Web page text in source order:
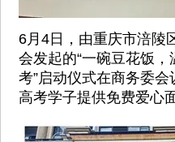
6月4日，由重庆市涪陵
会发起的“一碗豆花饭
考”启动仪式在商务委
高考学子提供免费爱心